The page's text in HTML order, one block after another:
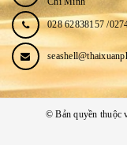
028 62838157 /
© Bản quyền thuộc